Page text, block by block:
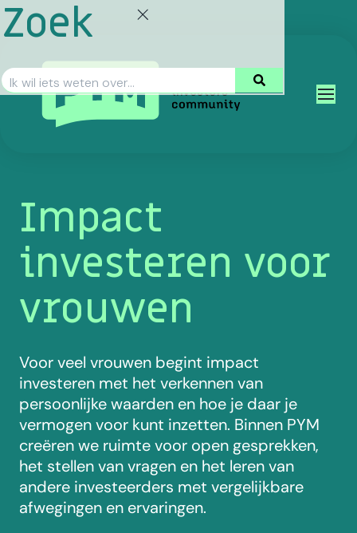
Zoek
Impact
investeren voor
vrouwen
Voor veel vrouwen begint impact
investeren met het verkennen van
persoonlijke waarden en hoe je daar je
vermogen voor kunt inzetten. Binnen PYM
creëren we ruimte voor open gesprekken,
het stellen van vragen en het leren van
andere investeerders met vergelijkbare
afwegingen en ervaringen.